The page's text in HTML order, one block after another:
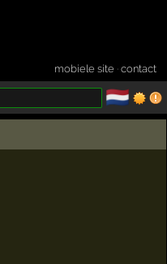
mobiele site ·contact
🇳🇱